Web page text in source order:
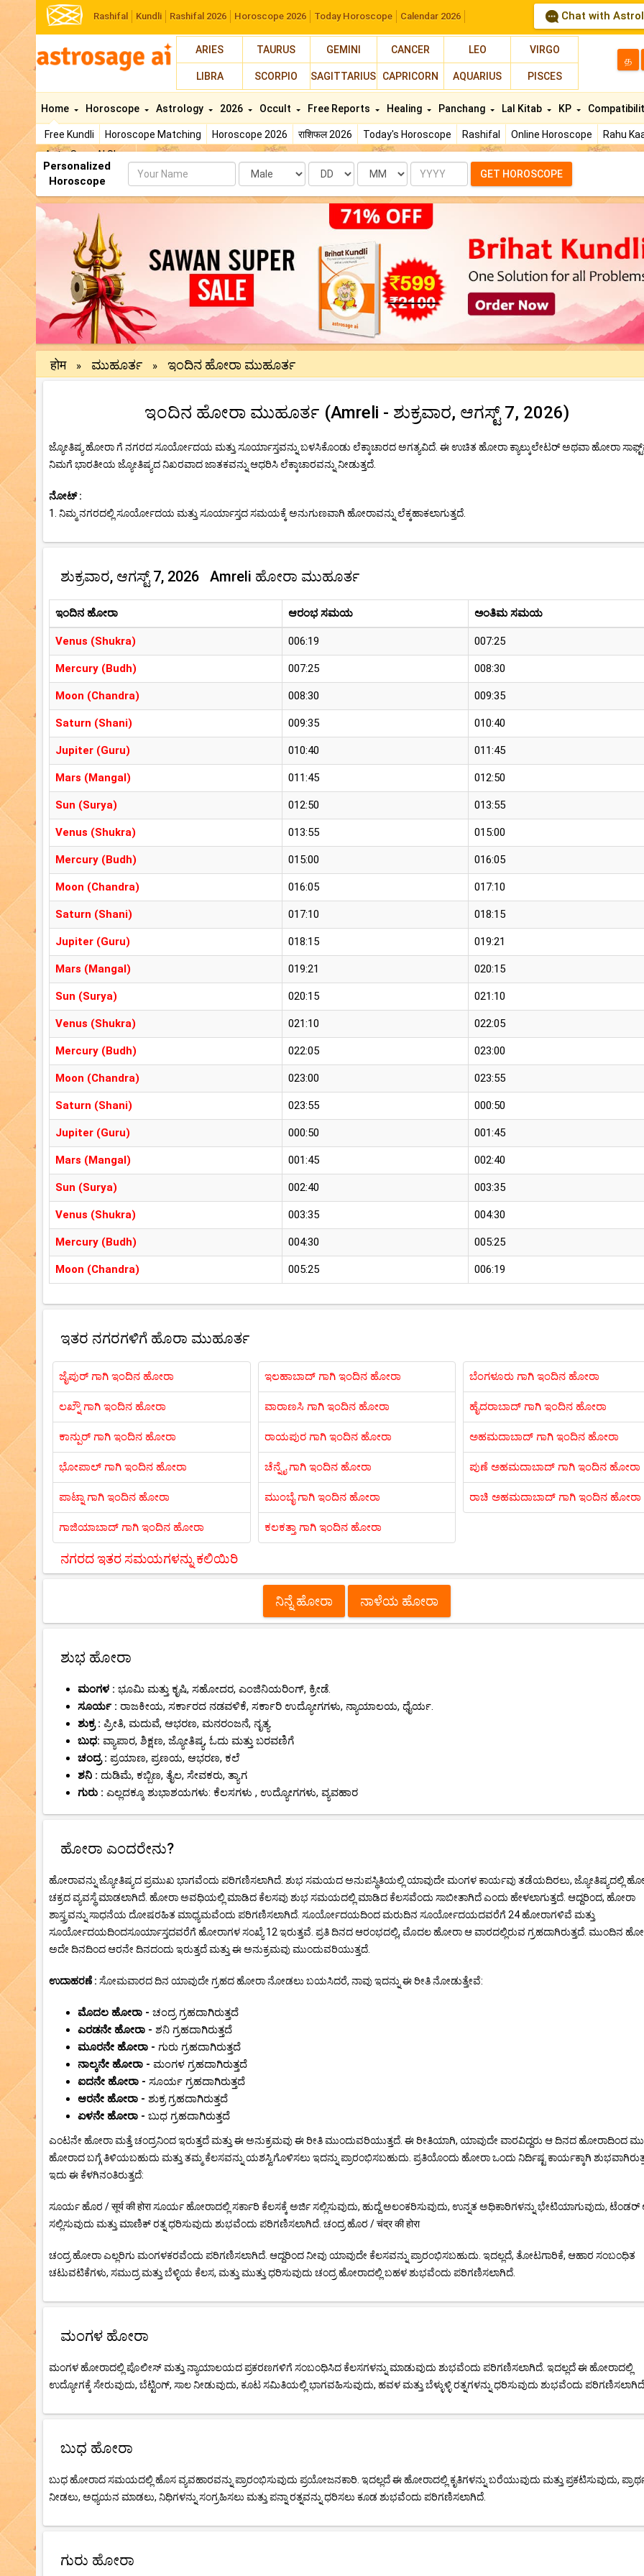
Rashifal Kundli Rashifal 2026 Horoscope 2026 Today Horoscope Calendar 2026 Chat with
ARIES TAURUS GEMINI CANCER LEO VIRGO
LIBRA SCORPIO SAGITTARIUS CAPRICORN AQUARIUS PISCES
த
Home
Free Kundli Horoscope Matching Horoscope 2026 राशिफल 2026 Today's Horoscope Rashifal Online Horoscope
Rahu
AstroSage AI Shop
Horoscope Astrology 2026 Occult Free Reports Healing Panchang Lal Kitab KP
Personalized
Horoscope
Name Date Month Year GET HOROSCOPE
होम » ಮುಹೂರ್ತ » ಇಂದಿನ ಹೋರಾ ಮುಹೂರ್ತ
ಇಂದಿನ ಹೋರಾ ಮುಹೂರ್ತ (Amreli - ಶುಕ್ರವಾರ, ಆಗಸ್ಟ್ 7, 2026)
ಜ್ಯೋತಿಷ್ಯ ಹೋರಾ ಗೆ ನಗರದ ಸೂರ್ಯೋದಯ ಮತ್ತು ಸೂರ್ಯಾಸ್ತವನ್ನು ಬಳಸಿಕೊಂಡು ಲೆಕ್ಕಾಚಾರದ ಅಗತ್ಯವಿದೆ. ಈ ಉಚಿತ ಹೋರಾ ಕ್ಯಾಲ್ಕುಲೇಟರ್ ಅಥವಾ ಹೋರಾ
ನಿಮಗೆ ಭಾರತೀಯ ಜ್ಯೋತಿಷ್ಯದ ನಿಖರವಾದ ಜಾತಕವನ್ನು ಆಧರಿಸಿ ಲೆಕ್ಕಾಚಾರವನ್ನು ನೀಡುತ್ತದೆ.
ನೋಟ್ :
1. ನಿಮ್ಮ ನಗರದಲ್ಲಿ ಸೂರ್ಯೋದಯ ಮತ್ತು ಸೂರ್ಯಾಸ್ತದ ಸಮಯಕ್ಕೆ ಅನುಗುಣವಾಗಿ ಹೋರಾವನ್ನು ಲೆಕ್ಕಹಾಕಲಾಗುತ್ತದೆ.
ಶುಕ್ರವಾರ, ಆಗಸ್ಟ್ 7, 2026 Amreli ಹೋರಾ ಮುಹೂರ್ತ
ಇಂದಿನ ಹೋರಾ ಆರಂಭ ಸಮಯ ಅಂತಿಮ ಸಮಯ
Venus (Shukra) 006:19 007:25
Mercury (Budh) 007:25 008:30
Moon (Chandra) 008:30 009:35
Saturn (Shani) 009:35 010:40
Jupiter (Guru) 010:40 011:45
Mars (Mangal) 011:45 012:50
Sun (Surya) 012:50 013:55
Venus (Shukra) 013:55 015:00
Mercury (Budh) 015:00 016:05
Moon (Chandra) 016:05 017:10
Saturn (Shani) 017:10 018:15
Jupiter (Guru) 018:15 019:21
Mars (Mangal) 019:21 020:15
Sun (Surya) 020:15 021:10
Venus (Shukra) 021:10 022:05
Mercury (Budh) 022:05 023:00
Moon (Chandra) 023:00 023:55
Saturn (Shani) 023:55 000:50
Jupiter (Guru) 000:50 001:45
Mars (Mangal) 001:45 002:40
Sun (Surya) 002:40 003:35
Venus (Shukra) 003:35 004:30
Mercury (Budh) 004:30 005:25
Moon (Chandra) 005:25 006:19
ಇತರ ನಗರಗಳಿಗೆ ಹೊರಾ ಮುಹೂರ್ತ
ಜೈಪುರ್ ಗಾಗಿ ಇಂದಿನ ಹೋರಾ
ಲಖ್ನೌ ಗಾಗಿ ಇಂದಿನ ಹೋರಾ
ಕಾನ್ಪುರ್ ಗಾಗಿ ಇಂದಿನ ಹೋರಾ
ಭೋಪಾಲ್ ಗಾಗಿ ಇಂದಿನ ಹೋರಾ
ಪಾಟ್ನಾ ಗಾಗಿ ಇಂದಿನ ಹೋರಾ
ಗಾಜಿಯಾಬಾದ್ ಗಾಗಿ ಇಂದಿನ ಹೋರಾ
ಇಲಹಾಬಾದ್ ಗಾಗಿ ಇಂದಿನ ಹೋರಾ
ವಾರಾಣಸಿ ಗಾಗಿ ಇಂದಿನ ಹೋರಾ
ರಾಯಪುರ ಗಾಗಿ ಇಂದಿನ ಹೋರಾ
ಚೆನ್ನೈ ಗಾಗಿ ಇಂದಿನ ಹೋರಾ
ಮುಂಬೈ ಗಾಗಿ ಇಂದಿನ ಹೋರಾ
ಕಲಕತ್ತಾ ಗಾಗಿ ಇಂದಿನ ಹೋರಾ
ಬೆಂಗಳೂರು ಗಾಗಿ ಇಂದಿನ ಹೋರಾ
ಹೈದರಾಬಾದ್ ಗಾಗಿ ಇಂದಿನ ಹೋರಾ
ಅಹಮದಾಬಾದ್ ಗಾಗಿ ಇಂದಿನ ಹೋರಾ
ಪುಣೆ ಅಹಮದಾಬಾದ್ ಗಾಗಿ ಇಂದಿನ ಹೋರಾ
ರಾಚಿ ಅಹಮದಾಬಾದ್ ಗಾಗಿ ಇಂದಿನ ಹೋರಾ
ನಗರದ ಇತರ ಸಮಯಗಳನ್ನು ಕಲಿಯಿರಿ
ನಿನ್ನೆ ಹೋರಾ ನಾಳೆಯ ಹೋರಾ
ಶುಭ ಹೋರಾ
ಮಂಗಳ : ಭೂಮಿ ಮತ್ತು ಕೃಷಿ, ಸಹೋದರ, ಎಂಜಿನಿಯರಿಂಗ್, ಕ್ರೀಡೆ.
ಸೂರ್ಯ : ರಾಜಕೀಯ, ಸರ್ಕಾರದ ನಡವಳಿಕೆ, ಸರ್ಕಾರಿ ಉದ್ಯೋಗಗಳು, ನ್ಯಾಯಾಲಯ, ಧೈರ್ಯ.
ಶುಕ್ರ : ಪ್ರೀತಿ, ಮದುವೆ, ಆಭರಣ, ಮನರಂಜನೆ, ನೃತ್ಯ.
ಬುಧ: ವ್ಯಾಪಾರ, ಶಿಕ್ಷಣ, ಜ್ಯೋತಿಷ್ಯ, ಓದು ಮತ್ತು ಬರವಣಿಗೆ
ಚಂದ್ರ : ಪ್ರಯಾಣ, ಪ್ರಣಯ, ಆಭರಣ, ಕಲೆ
ಶನಿ : ದುಡಿಮೆ, ಕಬ್ಬಿಣ, ತೈಲ, ಸೇವಕರು, ತ್ಯಾಗ
ಗುರು : ಎಲ್ಲದಕ್ಕೂ ಶುಭಾಶಯಗಳು: ಕೆಲಸಗಳು , ಉದ್ಯೋಗಗಳು, ವ್ಯವಹಾರ
ಹೋರಾ ಎಂದರೇನು?
ಹೋರಾವನ್ನು ಜ್ಯೋತಿಷ್ಯದ ಪ್ರಮುಖ ಭಾಗವೆಂದು ಪರಿಗಣಿಸಲಾಗಿದೆ. ಶುಭ ಸಮಯದ ಅನುಪಸ್ಥಿತಿಯಲ್ಲಿ ಯಾವುದೇ ಮಂಗಳ ಕಾರ್ಯವು ತಡೆಯದಿರಲು, ಜ್ಯೋತಿಷ್ಯದಲ್ಲಿ
ಚಕ್ರದ ವ್ಯವಸ್ಥೆ ಮಾಡಲಾಗಿದೆ. ಹೋರಾ ಅವಧಿಯಲ್ಲಿ ಮಾಡಿದ ಕೆಲಸವು ಶುಭ ಸಮಯದಲ್ಲಿ ಮಾಡಿದ ಕೆಲಸವೆಂದು ಸಾಬೀತಾಗಿದೆ ಎಂದು ಹೇಳಲಾಗುತ್ತದೆ. ಆದ್ದರಿಂದ, ಹೋರಾ
ಶಾಸ್ತ್ರವನ್ನು ಸಾಧನೆಯ ದೋಷರಹಿತ ಮಾಧ್ಯಮವೆಂದು ಪರಿಗಣಿಸಲಾಗಿದೆ. ಸೂರ್ಯೋದಯದಿಂದ ಮರುದಿನ ಸೂರ್ಯೋದಯದವರೆಗೆ 24 ಹೋರಾಗಳಿವೆ ಮತ್ತು
ಸೂರ್ಯೋದಯದಿಂದಸೂರ್ಯಾಸ್ತದವರೆಗೆ ಹೋರಾಗಳ ಸಂಖ್ಯೆ 12 ಇರುತ್ತವೆ. ಪ್ರತಿ ದಿನದ ಆರಂಭದಲ್ಲಿ, ಮೊದಲ ಹೋರಾ ಆ ವಾರದಲ್ಲಿರುವ ಗ್ರಹದಾಗಿರುತ್ತದೆ. ಮುಂದಿನ
ಅದೇ ದಿನದಿಂದ ಆರನೇ ದಿನದಂದು ಇರುತ್ತದೆ ಮತ್ತು ಈ ಅನುಕ್ರಮವು ಮುಂದುವರಿಯುತ್ತದೆ.
ಉದಾಹರಣೆ : ಸೋಮವಾರದ ದಿನ ಯಾವುದೇ ಗ್ರಹದ ಹೋರಾ ನೋಡಲು ಬಯಸಿದರೆ, ನಾವು ಇದನ್ನು ಈ ರೀತಿ ನೋಡುತ್ತೇವೆ:
ಮೊದಲ ಹೋರಾ - ಚಂದ್ರ ಗ್ರಹದಾಗಿರುತ್ತದೆ
ಎರಡನೇ ಹೋರಾ - ಶನಿ ಗ್ರಹದಾಗಿರುತ್ತದೆ
ಮೂರನೇ ಹೋರಾ - ಗುರು ಗ್ರಹದಾಗಿರುತ್ತದೆ
ನಾಲ್ಕನೇ ಹೋರಾ - ಮಂಗಳ ಗ್ರಹದಾಗಿರುತ್ತದೆ
ಐದನೇ ಹೋರಾ - ಸೂರ್ಯ ಗ್ರಹದಾಗಿರುತ್ತದೆ
ಆರನೇ ಹೋರಾ - ಶುಕ್ರ ಗ್ರಹದಾಗಿರುತ್ತದೆ
ಏಳನೇ ಹೋರಾ - ಬುಧ ಗ್ರಹದಾಗಿರುತ್ತದೆ
ಎಂಟನೇ ಹೋರಾ ಮತ್ತೆ ಚಂದ್ರನಿಂದ ಇರುತ್ತದೆ ಮತ್ತು ಈ ಅನುಕ್ರಮವು ಈ ರೀತಿ ಮುಂದುವರಿಯುತ್ತದೆ. ಈ ರೀತಿಯಾಗಿ, ಯಾವುದೇ ವಾರವಿದ್ದರು ಆ ದಿನದ ಹೋರಾದಿಂದ
ಹೋರಾದ ಬಗ್ಗೆ ತಿಳಿಯಬಹುದು ಮತ್ತು ತಮ್ಮ ಕೆಲಸವನ್ನು ಯಶಸ್ವಿಗೊಳಿಸಲು ಇದನ್ನು ಪ್ರಾರಂಭಿಸಬಹುದು. ಪ್ರತಿಯೊಂದು ಹೋರಾ ಒಂದು ನಿರ್ದಿಷ್ಟ ಕಾರ್ಯಕ್ಕಾಗಿ
ಇದು ಈ ಕೆಳಗಿನಂತಿರುತ್ತದೆ:
ಸೂರ್ಯ ಹೊರ / सूर्य की होरा ಸೂರ್ಯ ಹೋರಾದಲ್ಲಿ ಸರ್ಕಾರಿ ಕೆಲಸಕ್ಕೆ ಅರ್ಜಿ ಸಲ್ಲಿಸುವುದು, ಹುದ್ದೆ ಅಲಂಕರಿಸುವುದು, ಉನ್ನತ ಅಧಿಕಾರಿಗಳನ್ನು ಭೇಟಿಯಾಗುವುದು,
ಸಲ್ಲಿಸುವುದು ಮತ್ತು ಮಾಣಿಕ್ ರತ್ನ ಧರಿಸುವುದು ಶುಭವೆಂದು ಪರಿಗಣಿಸಲಾಗಿದೆ. ಚಂದ್ರ ಹೊರ / चंद्र की होरा
ಚಂದ್ರ ಹೋರಾ ಎಲ್ಲರಿಗು ಮಂಗಳಕರವೆಂದು ಪರಿಗಣಿಸಲಾಗಿದೆ. ಆದ್ದರಿಂದ ನೀವು ಯಾವುದೇ ಕೆಲಸವನ್ನು ಪ್ರಾರಂಭಿಸಬಹುದು. ಇದಲ್ಲದೆ, ತೋಟಗಾರಿಕೆ, ಆಹಾರ ಸಂಬಂಧಿತ
ಚಟುವಟಿಕೆಗಳು, ಸಮುದ್ರ ಮತ್ತು ಬೆಳ್ಳಿಯ ಕೆಲಸ, ಮತ್ತು ಮುತ್ತು ಧರಿಸುವುದು ಚಂದ್ರ ಹೋರಾದಲ್ಲಿ ಬಹಳ ಶುಭವೆಂದು ಪರಿಗಣಿಸಲಾಗಿದೆ.
ಮಂಗಳ ಹೋರಾ
ಮಂಗಳ ಹೋರಾದಲ್ಲಿ ಪೊಲೀಸ್ ಮತ್ತು ನ್ಯಾಯಾಲಯದ ಪ್ರಕರಣಗಳಿಗೆ ಸಂಬಂಧಿಸಿದ ಕೆಲಸಗಳನ್ನು ಮಾಡುವುದು ಶುಭವೆಂದು ಪರಿಗಣಿಸಲಾಗಿದೆ. ಇದಲ್ಲದೆ ಈ ಹೋರಾದಲ್ಲಿ
ಉದ್ಯೋಗಕ್ಕೆ ಸೇರುವುದು, ಬೆಟ್ಟಿಂಗ್, ಸಾಲ ನೀಡುವುದು, ಕೂಟ ಸಮಿತಿಯಲ್ಲಿ ಭಾಗವಹಿಸುವುದು, ಹವಳ ಮತ್ತು ಬೆಳ್ಳುಳ್ಳಿ ರತ್ನಗಳನ್ನು ಧರಿಸುವುದು ಶುಭವೆಂದು
ಬುಧ ಹೋರಾ
ಬುಧ ಹೋರಾದ ಸಮಯದಲ್ಲಿ ಹೊಸ ವ್ಯವಹಾರವನ್ನು ಪ್ರಾರಂಭಿಸುವುದು ಪ್ರಯೋಜನಕಾರಿ. ಇದಲ್ಲದೆ ಈ ಹೋರಾದಲ್ಲಿ ಕೃತಿಗಳನ್ನು ಬರೆಯುವುದು ಮತ್ತು ಪ್ರಕಟಿಸುವುದು,
ನೀಡಲು, ಅಧ್ಯಯನ ಮಾಡಲು, ನಿಧಿಗಳನ್ನು ಸಂಗ್ರಹಿಸಲು ಮತ್ತು ಪನ್ನಾ ರತ್ನವನ್ನು ಧರಿಸಲು ಕೂಡ ಶುಭವೆಂದು ಪರಿಗಣಿಸಲಾಗಿದೆ.
ಗುರು ಹೋರಾ